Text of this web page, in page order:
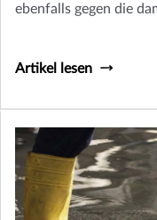
ebenfalls gegen die
Artikel lesen